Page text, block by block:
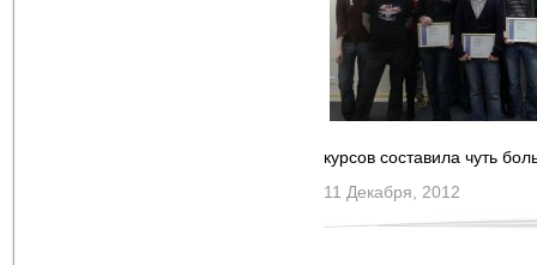
курсов составила чуть
11 Декабря, 2012